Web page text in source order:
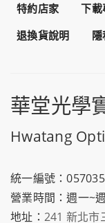
特約店家
下載
退換貨說明
華堂光學
Hwatang
統一編號：
營業時間：週一~
地址： 241 新北市